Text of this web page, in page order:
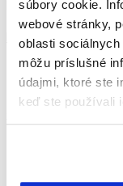
súbory cookie.
webové stránky,
oblasti
môžu príslušné
údajmi, ktoré ste
keď ste používali
Palác Motešických
NAVIGOVAŤ
Zavolajte